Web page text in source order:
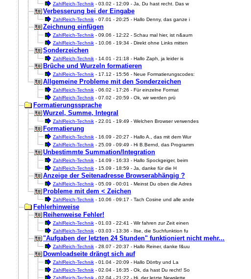
ZahlReich-Technik - 03.02 - 12:09 - Ja, Du hast recht. Das w
Verbesserung bei der Eingabe
ZahlReich-Technik - 07.01 - 20:25 - Hallo Denny, das ganze i
Zeichnung einfügen
ZahlReich-Technik - 09.06 - 12:22 - Schau mal hier, ist n&aum
ZahlReich-Technik - 10.06 - 19:34 - Direkt ohne Links mitten
Sonderzeichen
ZahlReich-Technik - 14.01 - 21:18 - Hallo Zaph, ja leider is
Brüche und Wurzeln formatieren
ZahlReich-Technik - 17.12 - 15:56 - Neue Formatierungscodes:
Allgemeine Probleme mit den Sonderzeichen
ZahlReich-Technik - 06.02 - 17:26 - Für einzelne Format
ZahlReich-Technik - 07.02 - 20:59 - Ok, wir werden prü
Formatierungssprache
Wurzel, Summe, Integral
ZahlReich-Technik - 22.01 - 19:49 - Welchen Browser verwendes
Formatierung
ZahlReich-Technik - 16.09 - 20:27 - Hallo A., das mit dem Wur
ZahlReich-Technik - 25.09 - 09:49 - Hi B.Bernd, das Programm
Unbestimmte Summation/Integration
ZahlReich-Technik - 14.09 - 16:33 - Hallo Spockgeiger, beim
ZahlReich-Technik - 15.09 - 18:59 - Ja, danke für die H
Anzeige der Seitenadresse Browserabhängig ?
ZahlReich-Technik - 05.09 - 00:01 - Meinst Du oben die Adres
Probleme mit dem < Zeichen
ZahlReich-Technik - 10.06 - 09:17 - Tach Cosine und alle ande
Fehlerhinweise
Reihenweise Fehler!
ZahlReich-Technik - 01.03 - 22:41 - Wir fahren zur Zeit einen
ZahlReich-Technik - 03.03 - 13:36 - Ilse, die Suchfunktion fu
"Aufgaben der letzten 24 Stunden" funktioniert nicht mehr...
ZahlReich-Technik - 28.07 - 20:37 - Hallo Reiner, danke f&uu
Downloadseite drängt sich auf
ZahlReich-Technik - 01.04 - 20:09 - Hallo Dörrby und La
ZahlReich-Technik - 02.04 - 16:35 - Ok, da hast Du recht! So